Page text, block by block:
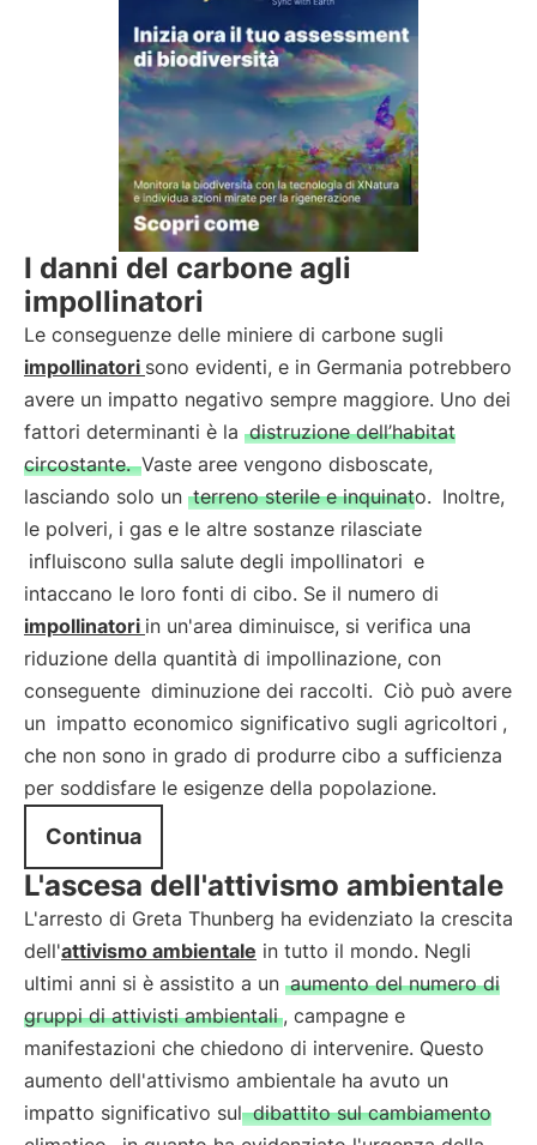
I danni del carbone agli
impollinatori
Le conseguenze delle miniere di carbone sugli
impollinatori sono evidenti, e in Germania potrebbero
avere un impatto negativo sempre maggiore. Uno dei
fattori determinanti è la distruzione dell’habitat
circostante. Vaste aree vengono disboscate,
lasciando solo un terreno sterile e inquinato. Inoltre,
le polveri, i gas e le altre sostanze rilasciate
influiscono sulla salute degli impollinatori e
intaccano le loro fonti di cibo. Se il numero di
impollinatori in un'area diminuisce, si verifica una
riduzione della quantità di impollinazione, con
conseguente diminuzione dei raccolti. Ciò può avere
un impatto economico significativo sugli agricoltori ,
che non sono in grado di produrre cibo a sufficienza
per soddisfare le esigenze della popolazione.
Continua
L'ascesa dell'attivismo ambientale
L'arresto di Greta Thunberg ha evidenziato la crescita
dell'attivismo ambientale in tutto il mondo. Negli
ultimi anni si è assistito a un aumento del numero di
gruppi di attivisti ambientali , campagne e
manifestazioni che chiedono di intervenire. Questo
aumento dell'attivismo ambientale ha avuto un
impatto significativo sul dibattito sul cambiamento